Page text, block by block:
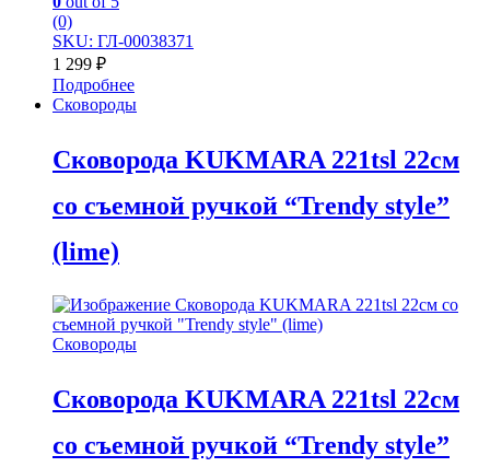
(0)
SKU: ГЛ-00038371
1 299 ₽
Подробнее
Сковороды
Сковорода KUKMARA 221tsl 22см
со съемной ручкой “Trendy style”
(lime)
Сковороды
Сковорода KUKMARA 221tsl 22см
со съемной ручкой “Trendy style”